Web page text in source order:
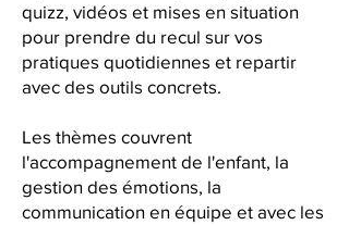
quizz, vidéos et mises en situation
pour prendre du recul sur vos
pratiques quotidiennes et repartir
avec des outils concrets.
Les thèmes couvrent
l'accompagnement de l'enfant, la
gestion des émotions, la
communication en équipe et avec les